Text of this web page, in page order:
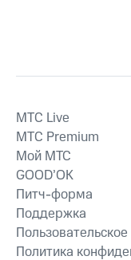
MTС Live
MTС Premium
Мой МТС
GOOD’OK
Питч-форма
Поддержка
Политика